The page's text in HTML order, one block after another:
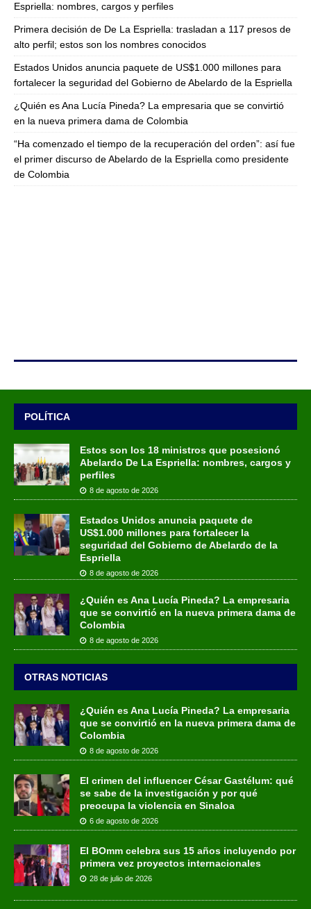
Espriella: nombres, cargos y perfiles
Primera decisión de De La Espriella: trasladan a 117 presos de
alto perfil; estos son los nombres conocidos
Estados Unidos anuncia paquete de US$1.000 millones para
fortalecer la seguridad del Gobierno de Abelardo de la Espriella
¿Quién es Ana Lucía Pineda? La empresaria que se convirtió
en la nueva primera dama de Colombia
“Ha comenzado el tiempo de la recuperación del orden”: así fue
el primer discurso de Abelardo de la Espriella como presidente
de Colombia
POLÍTICA
Estos son los 18 ministros que posesionó
Abelardo De La Espriella: nombres, cargos y
perfiles
8 de agosto de 2026
Estados Unidos anuncia paquete de
US$1.000 millones para fortalecer la
seguridad del Gobierno de Abelardo de la
Espriella
8 de agosto de 2026
¿Quién es Ana Lucía Pineda? La empresaria
que se convirtió en la nueva primera dama de
Colombia
8 de agosto de 2026
OTRAS NOTICIAS
¿Quién es Ana Lucía Pineda? La empresaria
que se convirtió en la nueva primera dama de
Colombia
8 de agosto de 2026
El crimen del influencer César Gastélum: qué
se sabe de la investigación y por qué
preocupa la violencia en Sinaloa
6 de agosto de 2026
El BOmm celebra sus 15 años incluyendo por
primera vez proyectos internacionales
28 de julio de 2026